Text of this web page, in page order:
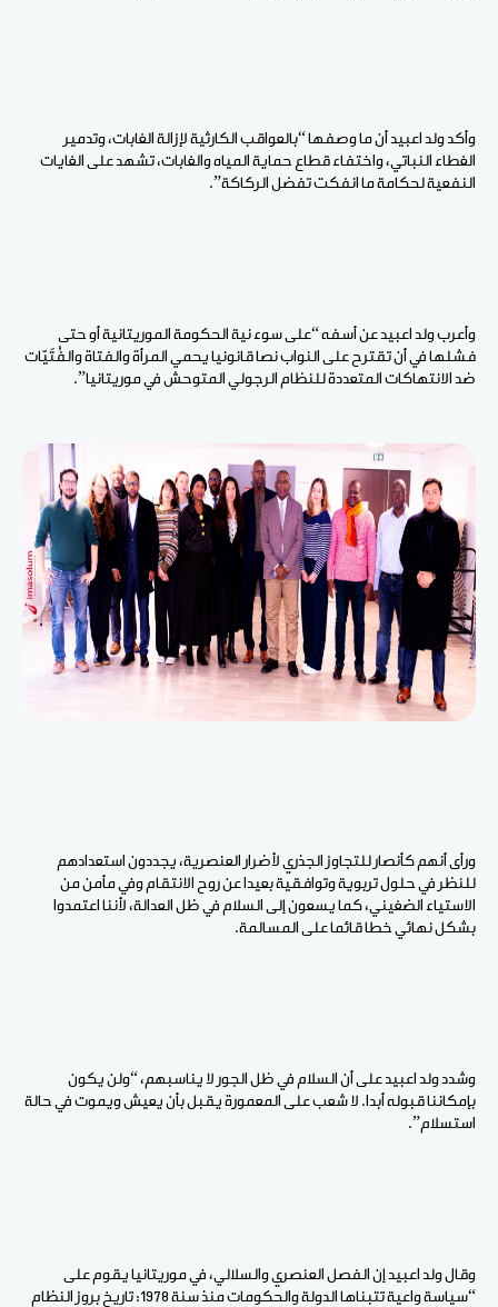
وأكد ولد اعبيد أن ما وصفها “بالعواقب الكارثية لإزالة الغابات، وتدمير
الغطاء النباتي، واختفاء قطاع حماية المياه والغابات، تشهد على الغايات
النفعية لحكامة ما انفكت تفضل الركاكة”.
وأعرب ولد اعبيد عن أسفه “على سوء نية الحكومة الموريتانية أو حتى
فشلها في أن تقترح على النواب نصا قانونيا يحمي المرأة والفتاة والفُتَيّات
ضد الانتهاكات المتعددة للنظام الرجولي المتوحش في موريتانيا”.
ورأى أنهم كأنصار للتجاوز الجذري لأضرار العنصرية، يجددون استعدادهم
للنظر في حلول تربوية وتوافقية بعيدا عن روح الانتقام وفي مأمن من
الاستياء الضغيني، كما يسعون إلى السلام في ظل العدالة، لأننا اعتمدوا
بشكل نهائي خطا قائما على المسالمة.
وشدد ولد اعبيد على أن السلام في ظل الجور لا يناسبهم، “ولن يكون
بإمكاننا قبوله أبدا. لا شعب على المعمورة يقبل بأن يعيش ويموت في حالة
استسلام”.
وقال ولد اعبيد إن الفصل العنصري والسلالي، في موريتانيا يقوم على
“سياسة واعية تتبناها الدولة والحكومات منذ سنة 1978: تاريخ بروز النظام